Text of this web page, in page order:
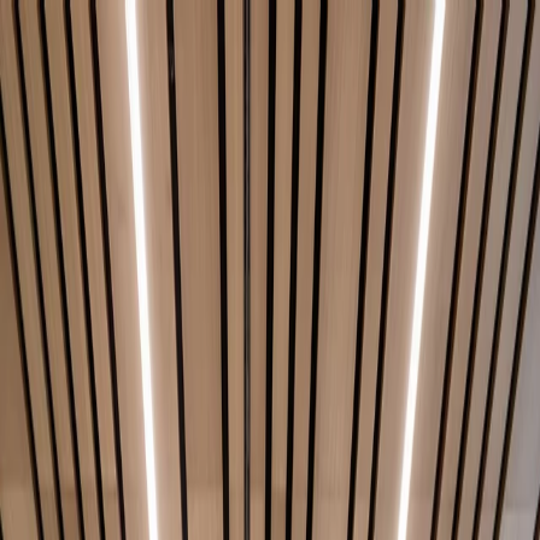
Home
Empresa
Sostenibilidad
Productos
Proyectos
Blog
Contacto
ES